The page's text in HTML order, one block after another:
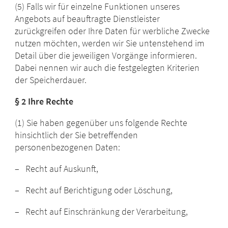
(5) Falls wir für einzelne Funktionen unseres
Angebots auf beauftragte Dienstleister
zurückgreifen oder Ihre Daten für werbliche Zwecke
nutzen möchten, werden wir Sie untenstehend im
Detail über die jeweiligen Vorgänge informieren.
Dabei nennen wir auch die festgelegten Kriterien
der Speicherdauer.
§ 2 Ihre Rechte
(1) Sie haben gegenüber uns folgende Rechte
hinsichtlich der Sie betreffenden
personenbezogenen Daten:
– Recht auf Auskunft,
– Recht auf Berichtigung oder Löschung,
– Recht auf Einschränkung der Verarbeitung,